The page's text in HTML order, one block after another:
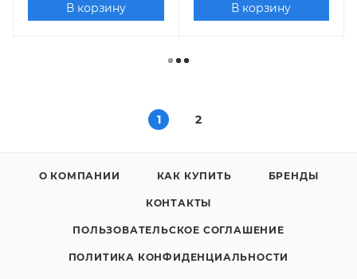
В корзину В корзину
1 2
О КОМПАНИИ КАК КУПИТЬ БРЕНДЫ
КОНТАКТЫ
ПОЛЬЗОВАТЕЛЬСКОЕ СОГЛАШЕНИЕ
ПОЛИТИКА КОНФИДЕНЦИАЛЬНОСТИ